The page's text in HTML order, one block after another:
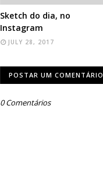
Sketch do dia, no
Instagram
JULY 28, 2017
POSTAR UM COMENTÁRIO
0 Comentários